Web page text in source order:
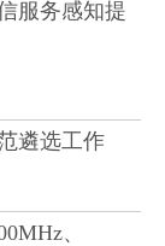
服务感知提
遴选工作
、